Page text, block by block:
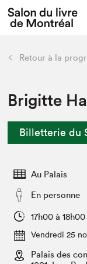
Espace médias
Espace
Tout sur
Actualités
Vidéos et
Club de
retour
Édition 2022
Nous connaître
Projets
Archives
Liens pratiques
Retour à la
Brigitte
Billetterie du
Au Palais
En personne
17h00 à 18h00
Vendredi 25
Palais des